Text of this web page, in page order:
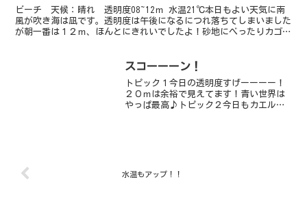
ビーチ 天候：晴れ 透明度08~12ｍ 水温21℃本日もよい天気に南
風が吹き海は凪です。透明度は午後になるにつれ落ちてしまいました
が朝一番は１２ｍ、ほんとにきれいでしたよ！砂地にべったりカゴカ
スコーーーン！
トピック１今日の透明度すげーーーー！
２０ｍは余裕で見えてます！青い世界は
やっぱ最高♪トピック２今日もカエルア
水温もアップ！！